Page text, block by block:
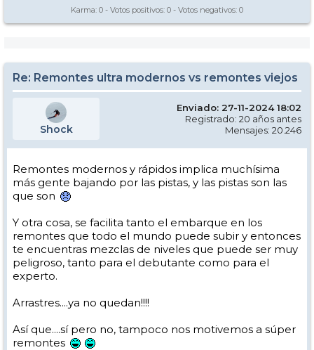
Karma: 0 - Votos positivos: 0 - Votos negativos: 0
Re: Remontes ultra modernos vs remontes viejos
Shock
Enviado: 27-11-2024 18:02
Registrado: 20 años antes
Mensajes: 20.246
Remontes modernos y rápidos implica muchísima
más gente bajando por las pistas, y las pistas son las
que son
Y otra cosa, se facilita tanto el embarque en los
remontes que todo el mundo puede subir y entonces
te encuentras mezclas de niveles que puede ser muy
peligroso, tanto para el debutante como para el
experto.
Arrastres....ya no quedan!!!!
Así que....sí pero no, tampoco nos motivemos a súper
remontes